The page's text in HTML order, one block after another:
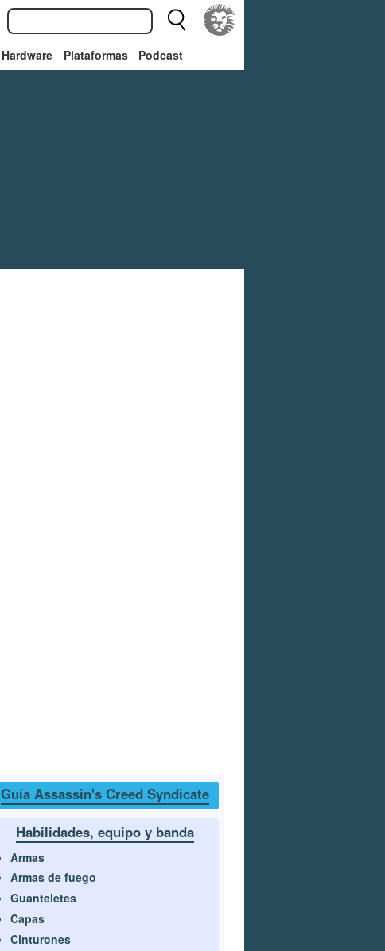
Hardware Plataformas Podcast
Guía Assassin's Creed Syndicate
Habilidades, equipo y banda
Armas
Armas de fuego
Guanteletes
Capas
Cinturones